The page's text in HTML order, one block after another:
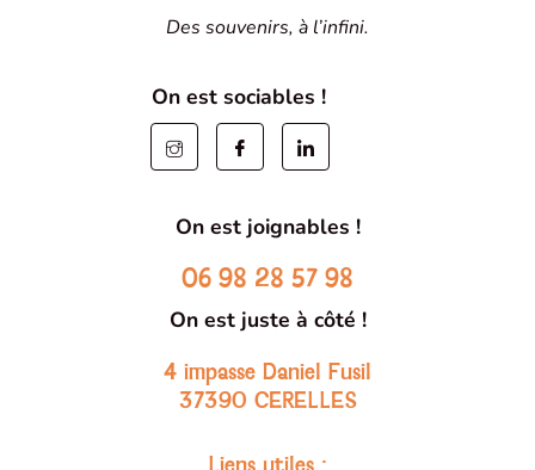
Des souvenirs, à l’infini.
On est sociables !
On est joignables !
06 98 28 57 98
On est juste à côté !
4 impasse Daniel Fusil
37390 CERELLES